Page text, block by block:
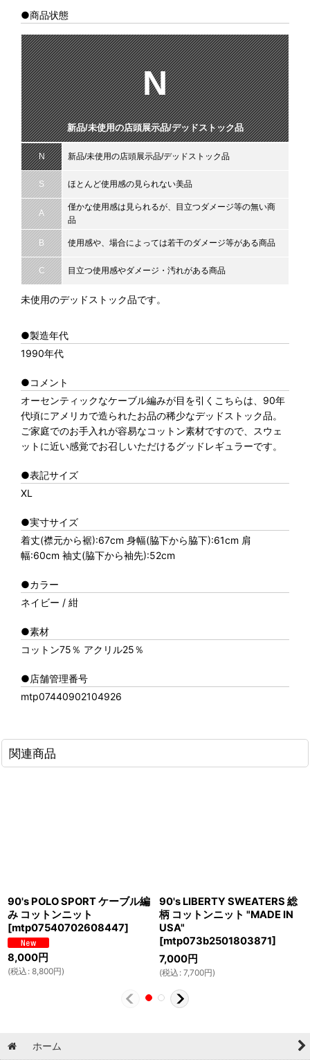
●商品状態
N
新品/未使用の店頭展示品/デッドストック品
N 新品/未使用の店頭展示品/デッドストック品
S ほとんど使用感の見られない美品
A
僅かな使用感は見られるが、目立つダメージ等の無い商
品
B 使用感や、場合によっては若干のダメージ等がある商品
C 目立つ使用感やダメージ・汚れがある商品
未使用のデッドストック品です。
●製造年代
1990年代
●コメント
オーセンティックなケーブル編みが目を引くこちらは、90年
代頃にアメリカで造られたお品の稀少なデッドストック品。
ご家庭でのお手入れが容易なコットン素材ですので、スウェ
ットに近い感覚でお召しいただけるグッドレギュラーです。
●表記サイズ
XL
●実寸サイズ
着丈(襟元から裾):67cm 身幅(脇下から脇下):61cm 肩
幅:60cm 袖丈(脇下から袖先):52cm
●カラー
ネイビー / 紺
●素材
コットン75％ アクリル25％
●店舗管理番号
mtp07440902104926
関連商品
90's POLO SPORT ケーブル編
み コットンニット
[mtp07540702608447]
8,000円
(税込 : 8,800円)
90's LIBERTY SWEATERS 総
柄 コットンニット "MADE IN
USA"
[mtp073b2501803871]
7,000円
(税込 : 7,700円)
ホーム